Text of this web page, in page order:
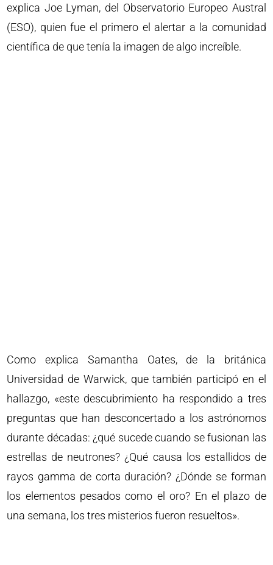
explica Joe Lyman, del Observatorio Europeo Austral
(ESO), quien fue el primero el alertar a la comunidad
científica de que tenía la imagen de algo increíble.
Como explica Samantha Oates, de la británica
Universidad de Warwick, que también participó en el
hallazgo, «este descubrimiento ha respondido a tres
preguntas que han desconcertado a los astrónomos
durante décadas: ¿qué sucede cuando se fusionan las
estrellas de neutrones? ¿Qué causa los estallidos de
rayos gamma de corta duración? ¿Dónde se forman
los elementos pesados como el oro? En el plazo de
una semana, los tres misterios fueron resueltos».